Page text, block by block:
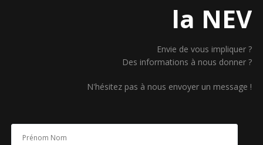
la NEV
Envie de vous impliquer ?
Des informations à nous donner ?
N'hésitez pas à nous envoyer un message !